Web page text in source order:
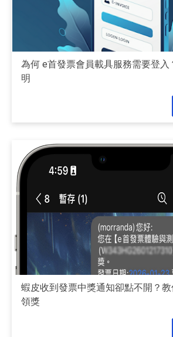
為何 e首發票會員載具服務需要登入
明
蝦皮收到發票中獎通知卻點不開？
領獎